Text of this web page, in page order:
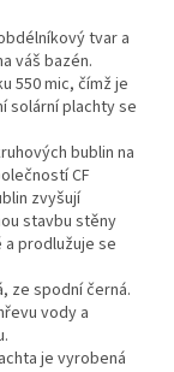
tvar a
váš bazén.
550 mic, čímž je
solární plachty se
bublin na
CF
zvyšují
stavbu stěny
a prodlužuje se
ze spodní černá.
vody a
je vyrobená